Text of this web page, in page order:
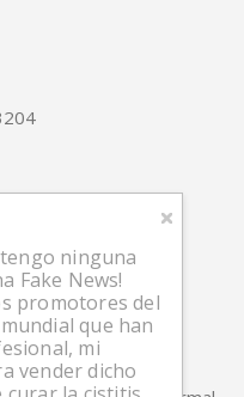
benigna (HBP)?
tengo ninguna
Fake News!
promotores del
que han
mi
vender dicho